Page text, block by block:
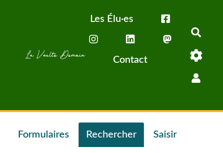
Aller au contenu principal
Les Élu·es
Contact
Formulaires Rechercher Saisir